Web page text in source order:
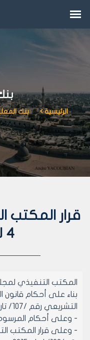
الرئيسية بنك
قرار المكتب
4 لعام 2020
المكتب التنفيذي
بناء على أحكام قانون
التشريعي رقم /107/ تاريخ 23/8/2011 .
- وعلى أحكام المرسوم
- وعلى قرار المكتب